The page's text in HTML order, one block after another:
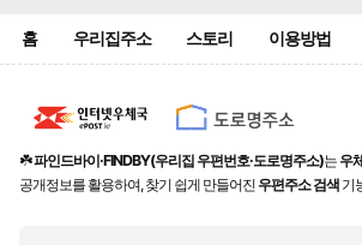
홈 우리집주소 스토리 이용방법
☘️파인드바이·FINDBY(우리집 우편번호·도로명주소)는 우
공개정보를 활용하여, 찾기 쉽게 만들어진 우편주소 검색 기